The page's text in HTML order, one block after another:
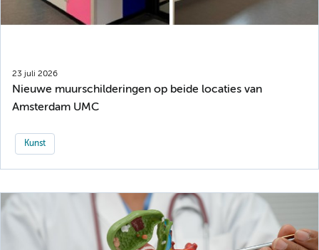
23 juli 2026
Nieuwe muurschilderingen op beide locaties van
Amsterdam UMC
Kunst